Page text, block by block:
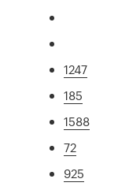
1247
185
1588
72
925